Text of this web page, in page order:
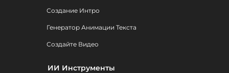
Создание Интро
Генератор Анимации Текста
Создайте Видео
ИИ Инструменты